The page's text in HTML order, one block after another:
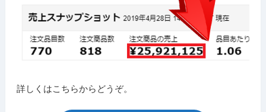
詳しくはこちらからどうぞ。